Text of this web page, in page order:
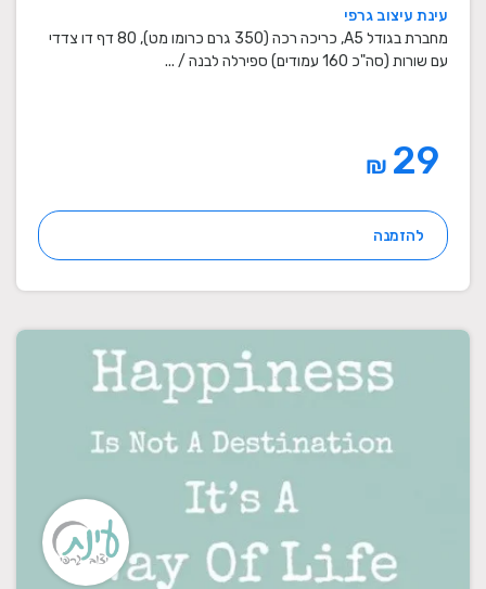
עינת עיצוב גרפי
מחברת בגודל A5, כריכה רכה (350 גרם כרומו מט), 80 דף דו צדדי
עם שורות (סה"כ 160 עמודים) ספירלה לבנה / ...
₪
להזמנה